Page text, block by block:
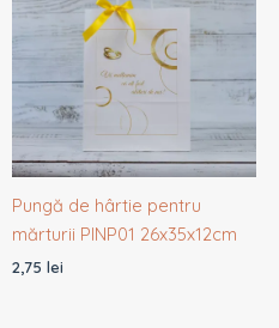
Pungă de hârtie pentru
mărturii PINP01 26x35x12cm
2,75 lei